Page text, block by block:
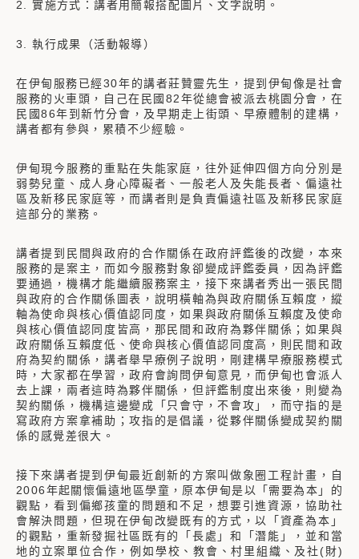
2. 實施方式：講者用簡報搭配圖片、文字說明。
3. 執行成果（活動報導）
在伊甸服務已經30年的講者莊贊靈先生，提到伊甸像是社會
服務的火車頭，自己在民國82年從總會被派去桃園分會，在
民國86年到新竹分會，及早期走上街頭、早療體制的建構，
講者都有參與，累積不少經驗。
伊甸現今服務的重點在失能家庭，往外延伸四個方向分別是
弱勢兒童、成人身心障礙者、一般老人及失能長者、偏遠社
區及新移民家庭等，而講者則是負責偏遠社區及新移民家庭
這部分的業務。
講者提到民間與政府的合作關係在政府評鑑後的改變，本來
服務的是案主，而如今服務對象卻變成評鑑委員，因為評鑑
要通過，機構才能繼續服務案主，接下來講者秀出一張民間
與政府的合作關係圖表，說明橫軸為與政府關係互賴度，縱
軸為使命與核心價值認同度，如果與政府關係互賴度及使命
與核心價值認同度皆高，那民間和政府為夥伴關係；如果與
政府關係互賴度低、使命與核心價值認同度高，則民間和政
府為契約關係，講者舉早療例子說明，剛建構早療服務模式
時，大家都在學習，政府會詢問伊甸意見，而伊甸也會派人
去上課，兩者這時為夥伴關係，但評鑑制度出來後，則變為
契約關係，機構這邊變成「只會守，不會攻」，而守指的是
寫政府方案拿補助；攻指的是倡議，從夥伴關係變成契約關
係的感覺差很大。
接下來講者提到伊甸最近創新的方案叫做象圈工程計畫，自
2006年起關懷偏遠地區學童，原本伊甸是以「需要為本」的
觀點，看到偏鄉孩童的問題和不足，想要引進資源，協助社
會解決問題，但現在伊甸改變既有的方式，以「資產為本」
的觀點，重新發掘社區既有的「長處」和「潛能」，並和當
地的立案單位合作，例如學校、教會、村里組織、及社(財)